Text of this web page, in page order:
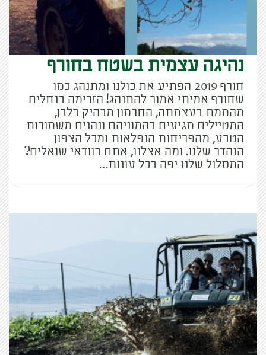
נהיגה עצמית בשטח בחורף
חורף 2019 הפתיע את כולנו ומתנהג כמו
שחורף אמיתי אמור להתנהג! הזרימה בנחלים
מהממת בעצמתה, החרמון מבהיק בלבן,
המטיילים מגיעים בהמוניהם ונהנים משמורות
הטבע, מהפריחות הנפלאות ומכל הצפון
הנהדר שלנו. ומה אצלנו, אתם בוודאי שואלים?
המסלול שלנו יפה בכל עונות…